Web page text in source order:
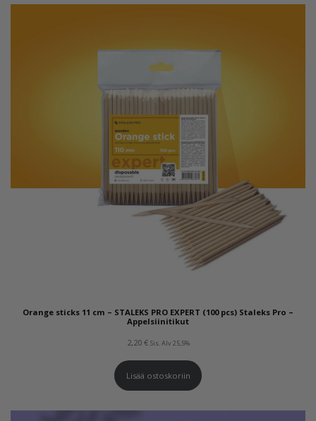
Orange sticks 11 cm – STALEKS PRO EXPERT (100 pcs) Staleks Pro –
Appelsiinitikut
2,20 € Sis. Alv 25,5%
Lisää ostoskoriin